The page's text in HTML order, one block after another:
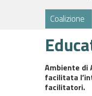
Coalizione
Ambiente di
facilitata
facilitatori.